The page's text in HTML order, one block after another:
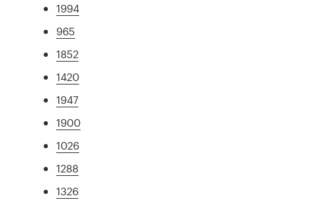
1994
965
1852
1420
1947
1900
1026
1288
1326